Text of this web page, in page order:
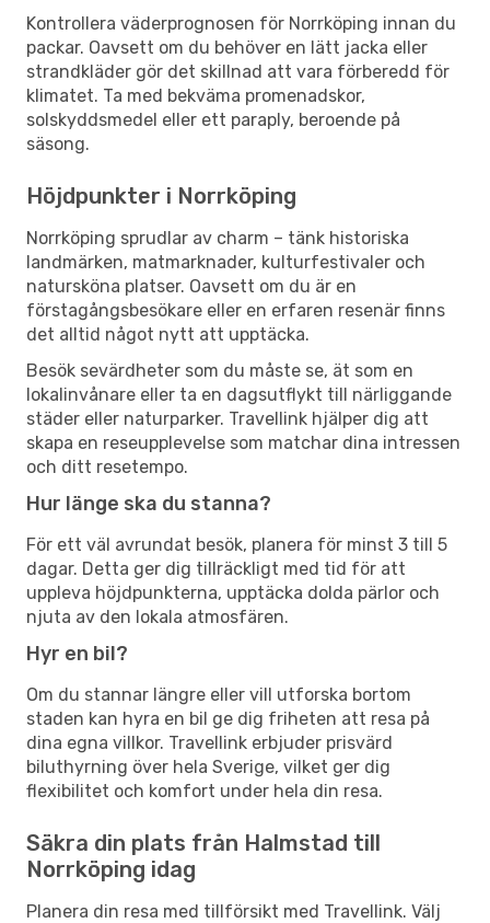
Kontrollera väderprognosen för Norrköping innan du
packar. Oavsett om du behöver en lätt jacka eller
strandkläder gör det skillnad att vara förberedd för
klimatet. Ta med bekväma promenadskor,
solskyddsmedel eller ett paraply, beroende på
säsong.
Höjdpunkter i Norrköping
Norrköping sprudlar av charm – tänk historiska
landmärken, matmarknader, kulturfestivaler och
natursköna platser. Oavsett om du är en
förstagångsbesökare eller en erfaren resenär finns
det alltid något nytt att upptäcka.
Besök sevärdheter som du måste se, ät som en
lokalinvånare eller ta en dagsutflykt till närliggande
städer eller naturparker. Travellink hjälper dig att
skapa en reseupplevelse som matchar dina intressen
och ditt resetempo.
Hur länge ska du stanna?
För ett väl avrundat besök, planera för minst 3 till 5
dagar. Detta ger dig tillräckligt med tid för att
uppleva höjdpunkterna, upptäcka dolda pärlor och
njuta av den lokala atmosfären.
Hyr en bil?
Om du stannar längre eller vill utforska bortom
staden kan hyra en bil ge dig friheten att resa på
dina egna villkor. Travellink erbjuder prisvärd
biluthyrning över hela Sverige, vilket ger dig
flexibilitet och komfort under hela din resa.
Säkra din plats från Halmstad till
Norrköping idag
Planera din resa med tillförsikt med Travellink. Välj